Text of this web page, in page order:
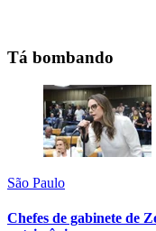
Tá bombando
São Paulo
Chefes de gabinete de